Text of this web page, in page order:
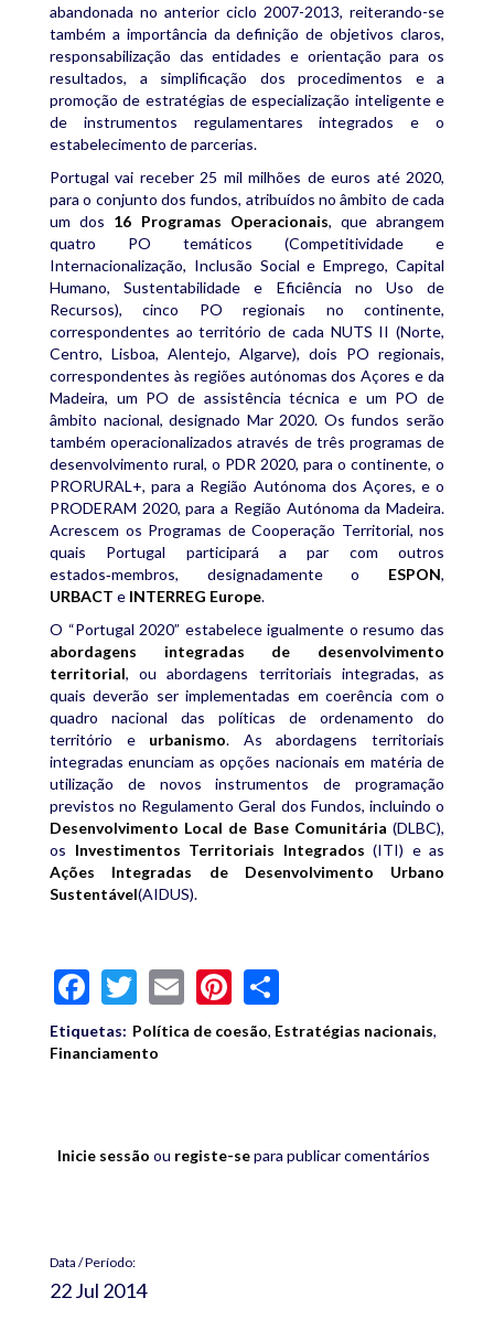
abandonada no anterior ciclo 2007-2013, reiterando-se
também a importância da definição de objetivos claros,
responsabilização das entidades e orientação para os
resultados, a simplificação dos procedimentos e a
promoção de estratégias de especialização inteligente e
de instrumentos regulamentares integrados e o
estabelecimento de parcerias.
Portugal vai receber 25 mil milhões de euros até 2020,
para o conjunto dos fundos, atribuídos no âmbito de cada
um dos 16 Programas Operacionais, que abrangem
quatro PO temáticos (Competitividade e
Internacionalização, Inclusão Social e Emprego, Capital
Humano, Sustentabilidade e Eficiência no Uso de
Recursos), cinco PO regionais no continente,
correspondentes ao território de cada NUTS II (Norte,
Centro, Lisboa, Alentejo, Algarve), dois PO regionais,
correspondentes às regiões autónomas dos Açores e da
Madeira, um PO de assistência técnica e um PO de
âmbito nacional, designado Mar 2020. Os fundos serão
também operacionalizados através de três programas de
desenvolvimento rural, o PDR 2020, para o continente, o
PRORURAL+, para a Região Autónoma dos Açores, e o
PRODERAM 2020, para a Região Autónoma da Madeira.
Acrescem os Programas de Cooperação Territorial, nos
quais Portugal participará a par com outros
estados‑membros, designadamente o ESPON,
URBACT e INTERREG Europe.
O “Portugal 2020” estabelece igualmente o resumo das
abordagens integradas de desenvolvimento
territorial, ou abordagens territoriais integradas, as
quais deverão ser implementadas em coerência com o
quadro nacional das políticas de ordenamento do
território e urbanismo. As abordagens territoriais
integradas enunciam as opções nacionais em matéria de
utilização de novos instrumentos de programação
previstos no Regulamento Geral dos Fundos, incluindo o
Desenvolvimento Local de Base Comunitária (DLBC),
os Investimentos Territoriais Integrados (ITI) e as
Ações Integradas de Desenvolvimento Urbano
Sustentável(AIDUS).
Facebook
Twitter
EmailPinterest
Etiquetas: Política de coesão, Estratégias nacionais,
Financiamento
Inicie sessão ou registe-separa publicar comentários
Data / Período:
22 Jul 2014